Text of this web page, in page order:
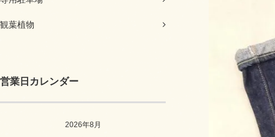
観葉植物
営業日カレンダー
2026年8月